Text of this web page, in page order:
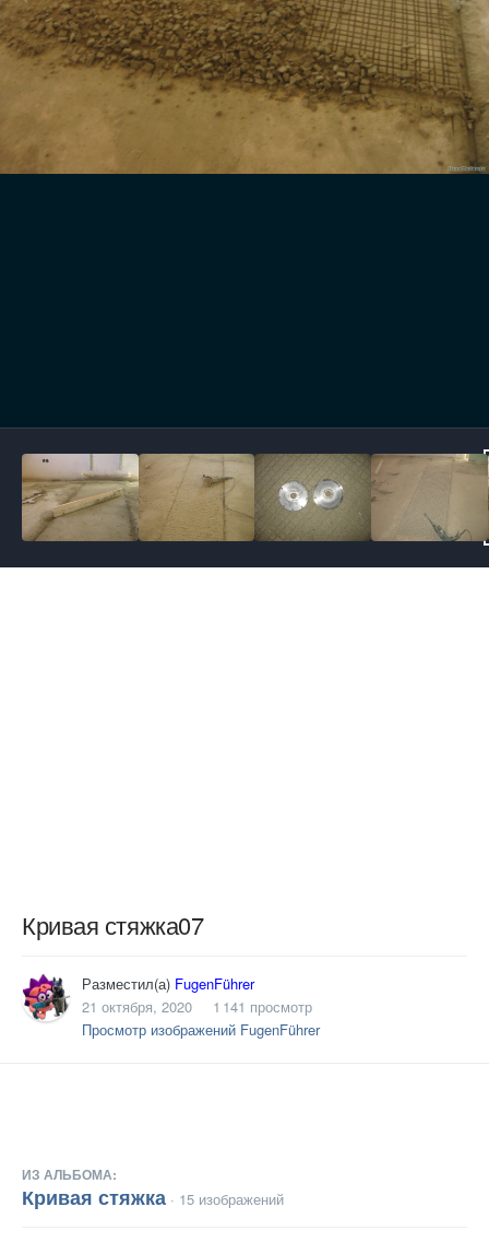
Кривая стяжка07
Разместил(а) FugenFührer
21 октября, 2020
1 141 просмотр
Просмотр изображений FugenFührer
ИЗ АЛЬБОМА:
Кривая стяжка · 15 изображений